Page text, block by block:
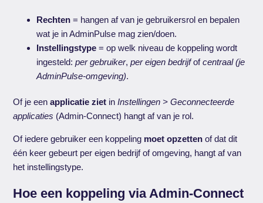
Rechten = hangen af van je gebruikersrol en bepalen
wat je in AdminPulse mag zien/doen.
Instellingstype = op welk niveau de koppeling wordt
ingesteld:per gebruiker,per eigen bedrijfofcentraal (je
AdminPulse-omgeving).
Of je eenapplicatie ziet inInstellingen > Geconnecteerde
applicaties (Admin-Connect) hangt af van je rol.
Of iedere gebruiker een koppeling moet opzetten of dat dit
één keer gebeurt per eigen bedrijf of omgeving, hangt af van
het instellingstype.
Hoe een koppeling via Admin-Connect